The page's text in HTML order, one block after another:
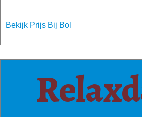
Bekijk Prijs Bij Bol